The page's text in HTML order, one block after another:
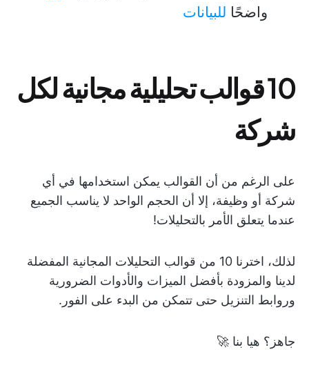
واضحًا للبيانات
10 قوالب تحليلية مجانية لكل
شركة
على الرغم من أن القوالب يمكن استخدامها في أي
شركة أو وظيفة، إلا أن الحجم الواحد لا يناسب الجميع
عندما يتعلق الأمر بالتحليلات!
لذلك، اخترنا 10 من قوالب التحليلات المجانية المفضلة
لدينا والمزودة بأفضل الميزات والأدوات الضرورية
وروابط التنزيل حتى تتمكن من البدء على الفور.
جاهز؟ هيا بنا 🚀